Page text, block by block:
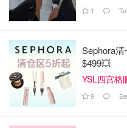
1
Sephora
$499💥
YSL四宫格
9